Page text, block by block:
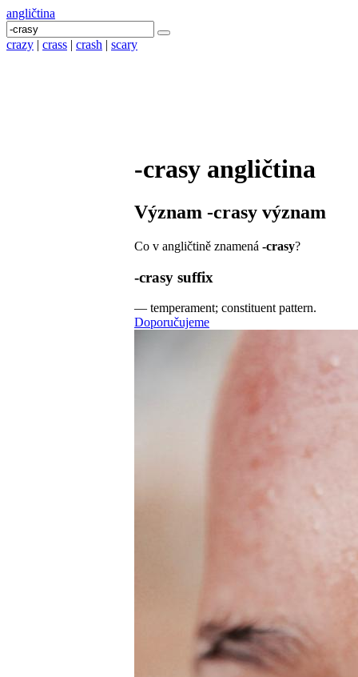
angličtina
crazy | crass | crash | scary
-crasy angličtina
Význam -crasy význam
Co v angličtině znamená -crasy?
-crasy suffix
— temperament; constituent pattern.
Doporučujeme